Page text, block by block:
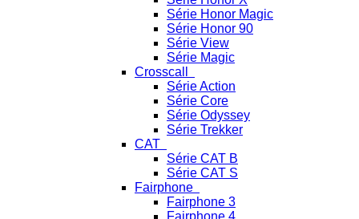
Série Honor Magic
Série Honor 90
Série View
Série Magic
Crosscall
Série Action
Série Core
Série Odyssey
Série Trekker
CAT
Série CAT B
Série CAT S
Fairphone
Fairphone 3
Fairphone 4